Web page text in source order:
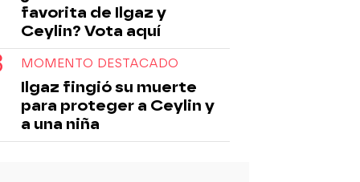
favorita de Ilgaz y
Ceylin? Vota aquí
MOMENTO DESTACADO
Ilgaz fingió su muerte
para proteger a Ceylin y
a una niña